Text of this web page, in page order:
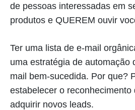
de pessoas interessadas em
produtos e QUEREM ouvir
Ter uma lista de e-mail
uma estratégia de automação
mail bem-sucedida. Por que?
estabelecer o reconhecimento
adquirir novos leads.